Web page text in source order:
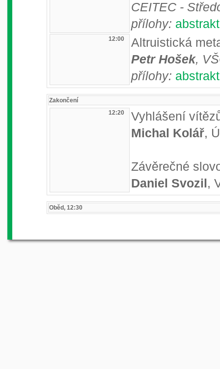
CEITEC -
přílohy: abstrakt
12:00
Altruistická
Petr Hošek,
přílohy: abstrakt
Zakončení
12:20
Vyhlášení
Michal Kolář,
Závěrečné
Daniel Svozil ,
Oběd, 12:30